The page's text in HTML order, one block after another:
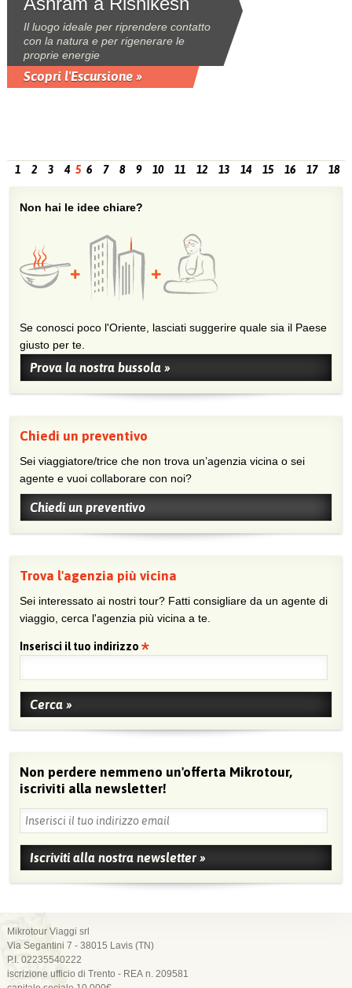
Il luogo ideale per riprendere contatto
con la natura e per rigenerare le
proprie energie
Scopri l'Escursione »
1 2 3 4 5 6 7 8 9 10 11 12 13 14 15 16 17 18
Non hai le idee chiare?
Se conosci poco l'Oriente, lasciati suggerire quale sia il Paese
giusto per te.
Prova la nostra bussola »
Chiedi un preventivo
Sei viaggiatore/trice che non trova un’agenzia vicina o sei
agente e vuoi collaborare con noi?
Chiedi un preventivo
Trova l'agenzia più vicina
Sei interessato ai nostri tour? Fatti consigliare da un agente di
viaggio, cerca l'agenzia più vicina a te.
Inserisci il tuo indirizzo
Non perdere nemmeno un'offerta Mikrotour,
iscriviti alla newsletter!
Mikrotour Viaggi srl
Via Segantini 7 - 38015 Lavis (TN)
P.I. 02235540222
iscrizione ufficio di Trento - REA n. 209581